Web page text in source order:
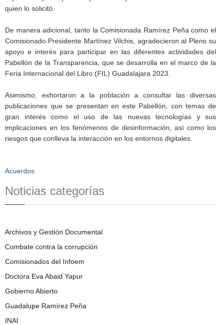
quien lo solicitó.
De manera adicional, tanto la Comisionada Ramírez Peña como el
Comisionado Presidente Martínez Vilchis, agradecieron al Pleno su
apoyo e interés para participar en las diferentes actividades del
Pabellón de la Transparencia, que se desarrolla en el marco de la
Feria Internacional del Libro (FIL) Guadalajara 2023.
Asimismo, exhortaron a la población a consultar las diversas
publicaciones que se presentan en este Pabellón, con temas de
gran interés como el uso de las nuevas tecnologías y sus
implicaciones en los fenómenos de desinformación, así como los
riesgos que conlleva la interacción en los entornos digitales.
Acuerdos
Noticias categorías
Archivos y Gestión Documental
Combate contra la corrupción
Comisionados del Infoem
Doctora Eva Abaid Yapur
Gobierno Abierto
Guadalupe Ramírez Peña
INAI